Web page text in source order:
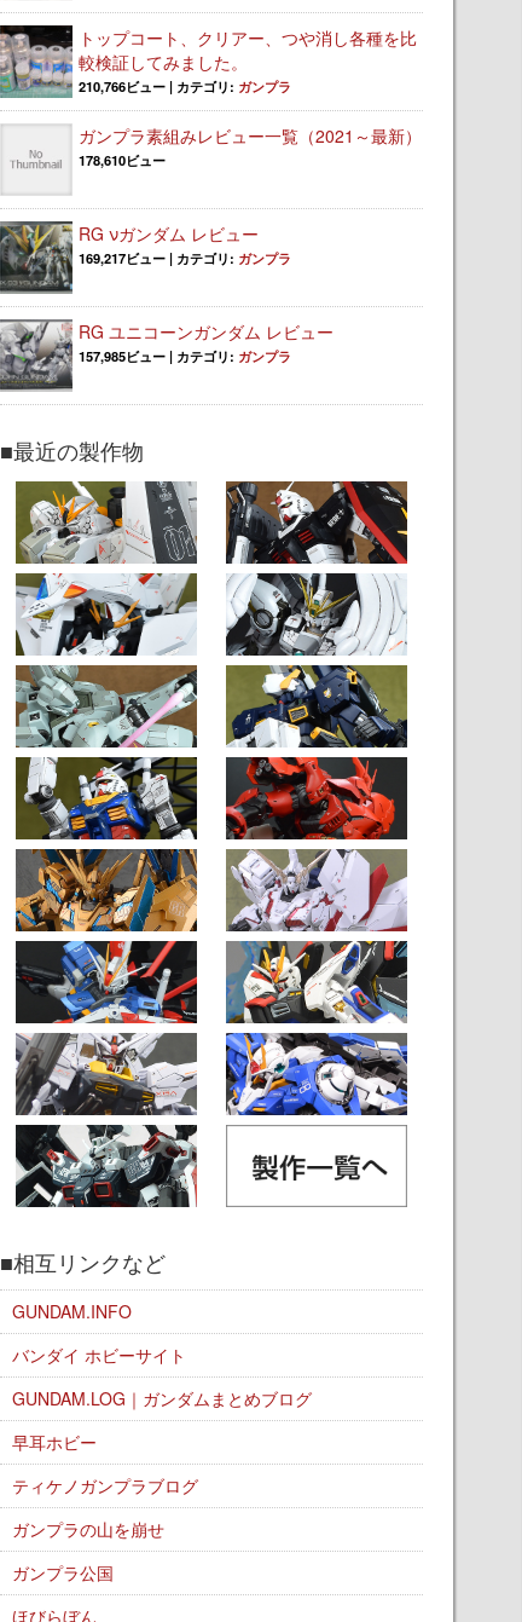
トップコート、クリアー、つや消し各種を比
較検証してみました。
210,766ビュー | カテゴリ: ガンプラ
ガンプラ素組みレビュー一覧（2021～最新）
178,610ビュー
RG νガンダム レビュー
169,217ビュー | カテゴリ: ガンプラ
RG ユニコーンガンダム レビュー
157,985ビュー | カテゴリ: ガンプラ
■最近の製作物
■相互リンクなど
GUNDAM.INFO
バンダイ ホビーサイト
GUNDAM.LOG｜ガンダムまとめブログ
早耳ホビー
ティケノガンプラブログ
ガンプラの山を崩せ
ガンプラ公国
ほびらぼん